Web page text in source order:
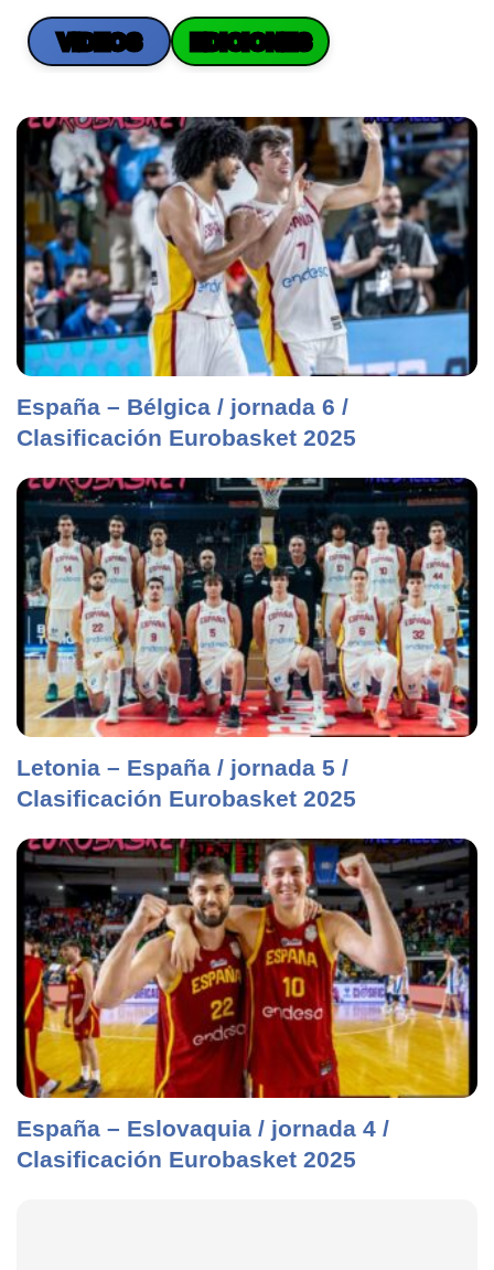
VIDEOS EDICIONES
España – Bélgica / jornada 6 /
Clasificación Eurobasket 2025
Letonia – España / jornada 5 /
Clasificación Eurobasket 2025
España – Eslovaquia / jornada 4 /
Clasificación Eurobasket 2025